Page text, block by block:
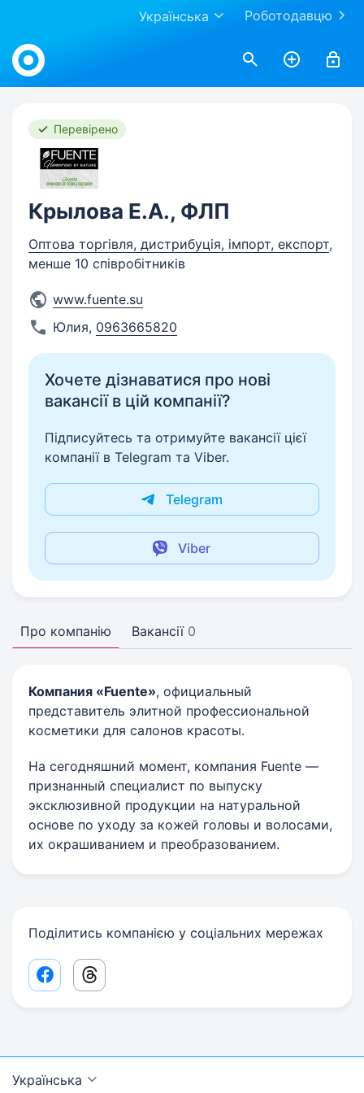
Роботодавцю
Українська
Work.ua
Перевірено
Крылова Е.А., ФЛП
Оптова торгівля, дистрибуція, імпорт, експорт,
менше 10 співробітників
www.fuente.su
Юлия, 0963665820
Хочете дізнаватися про нові
вакансії в цій компанії?
Підписуйтесь та отримуйте вакансії цієї
компанії в Telegram та Viber.
Telegram
Viber
Про компанію Вакансії 0
Компания «Fuente», официальный
представитель элитной профессиональной
косметики для салонов красоты.
На сегодняшний момент, компания Fuente —
признанный специалист по выпуску
эксклюзивной продукции на натуральной
основе по уходу за кожей головы и волосами,
их окрашиванием и преобразованием.
Поділитись компанією у соціальних мережах
Facebook share link
Threads share link
Українська